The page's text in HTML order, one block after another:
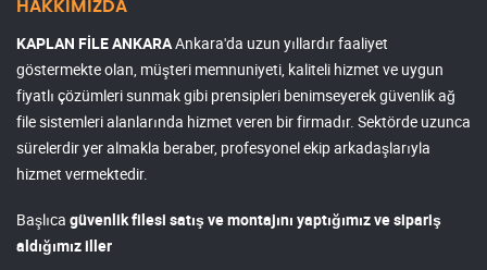
HAKKIMIZDA
KAPLAN FİLE ANKARAAnkara'da uzun yıllardır faaliyet
göstermekte olan, müşteri memnuniyeti, kaliteli hizmet ve uygun
fiyatlı çözümleri sunmak gibi prensipleri benimseyerek güvenlik ağ
file sistemleri alanlarında hizmet veren bir firmadır. Sektörde uzunca
sürelerdir yer almakla beraber, profesyonel ekip arkadaşlarıyla
hizmet vermektedir.
Başlıca güvenlik filesi satış ve montajını yaptığımız ve sipariş
aldığımız iller